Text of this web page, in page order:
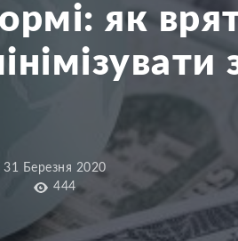
як
31 Березня 2020
444